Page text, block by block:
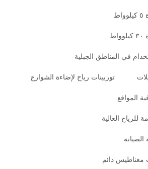
في المناطق الجبلية
توربينات رياح لإضاءة الشوارع
المواقع
للرياح العالية
مغناطيس دائم